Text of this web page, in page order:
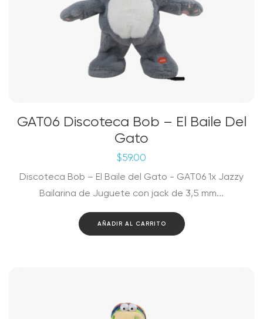
GAT06 Discoteca Bob – El Baile Del
Gato
$59.00
Discoteca Bob – El Baile del Gato - GAT06 1x Jazzy
Bailarina de Juguete con jack de 3,5 mm...
AÑADIR AL CARRITO